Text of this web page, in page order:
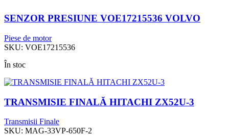
SENZOR PRESIUNE VOE17215536 VOLVO
Piese de motor
SKU: VOE17215536
În stoc
TRANSMISIE FINALĂ HITACHI ZX52U-3
Transmisii Finale
SKU: MAG-33VP-650F-2